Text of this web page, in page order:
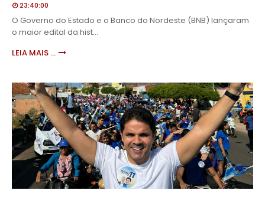
23:40:00
O Governo do Estado e o Banco do Nordeste (BNB) lançaram
o maior edital da hist…
LEIA MAIS ...